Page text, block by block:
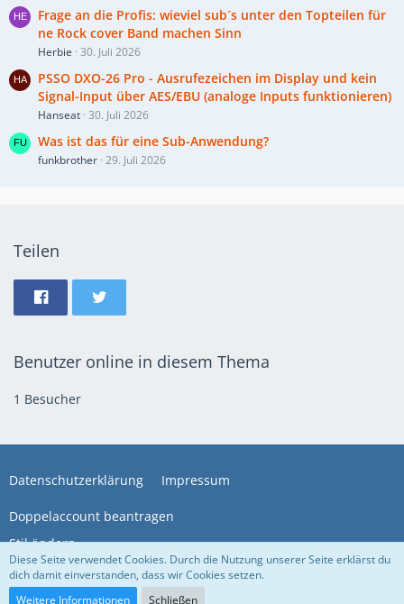
Frage an die Profis: wieviel sub´s unter den Topteilen für
ne Rock cover Band machen Sinn
Herbie 30. Juli 2026
PSSO DXO-26 Pro - Ausrufezeichen im Display und kein
Signal-Input über AES/EBU (analoge Inputs funktionieren)
Hanseat 30. Juli 2026
Was ist das für eine Sub-Anwendung?
funkbrother 29. Juli 2026
Teilen
Benutzer online in diesem Thema
1 Besucher
Stil ändern
Datenschutzerklärung Impressum
Doppelaccount beantragen
Community-Software:
Diese Seite verwendet Cookies. Durch die Nutzung unserer Seite erklärst du
dich damit einverstanden, dass wir Cookies setzen.
Weitere Informationen
Schließen